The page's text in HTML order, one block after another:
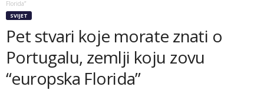
Florida”
SVIJET
Pet stvari koje morate znati o
Portugalu, zemlji koju zovu
“europska Florida”